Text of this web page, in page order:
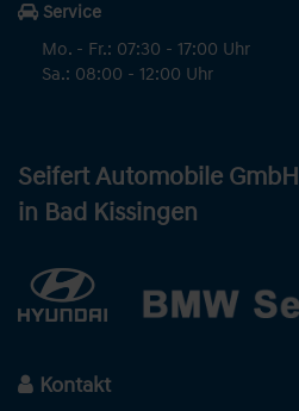
Service
Mo. - Fr.: 07:30 - 17:00 Uhr
Sa.: 08:00 - 12:00 Uhr
Seifert Automobile GmbH
in Bad Kissingen
Kontakt